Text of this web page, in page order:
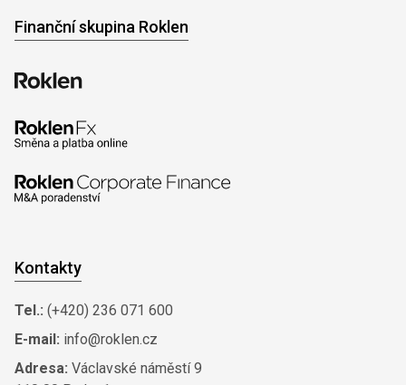
Finanční skupina Roklen
Kontakty
Tel.: (+420) 236 071 600
E-mail: info@roklen.cz
Adresa: Václavské náměstí 9